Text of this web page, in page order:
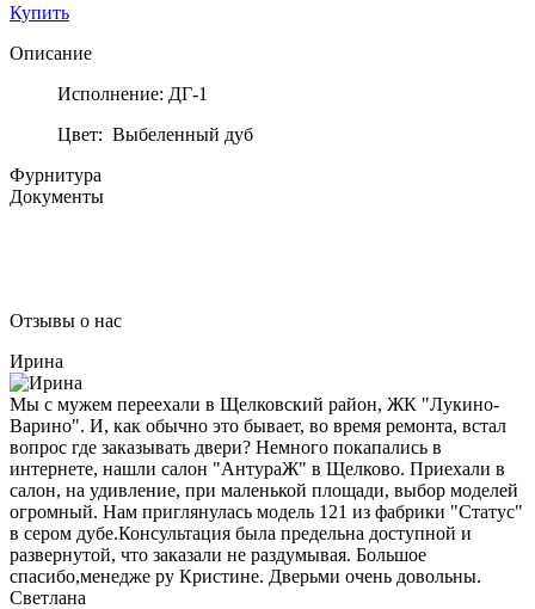
Купить
Описание
Исполнение: ДГ-1
Цвет: Выбеленный дуб
Фурнитура
Документы
Отзывы о нас
Ирина
Мы с мужем переехали в Щелковский район, ЖК "Лукино-
Варино". И, как обычно это бывает, во время ремонта, встал
вопрос где заказывать двери? Немного покапались в
интернете, нашли салон "АнтураЖ" в Щелково. Приехали в
салон, на удивление, при маленькой площади, выбор моделей
огромный. Нам приглянулась модель 121 из фабрики "Статус"
в сером дубе.Консультация была предельна доступной и
развернутой, что заказали не раздумывая. Большое
спасибо,менедже ру Кристине. Дверьми очень довольны.
Светлана